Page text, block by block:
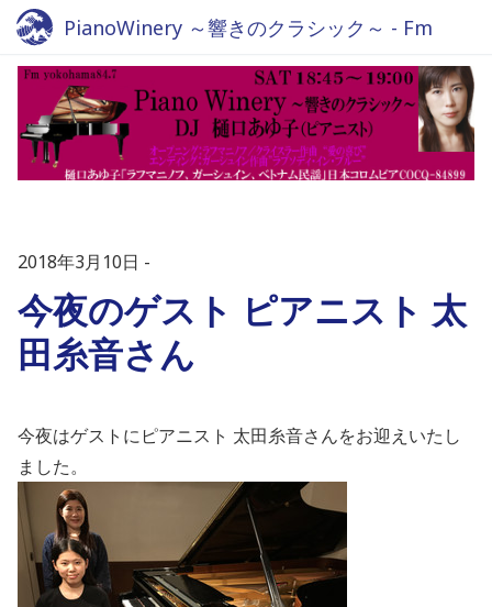
PianoWinery ～響きのクラシック～ - Fm
yokohama 84.7
2018年3月10日
今夜のゲスト ピアニスト 太
田糸音さん
今夜はゲストにピアニスト 太田糸音さんをお迎えいたし
ました。